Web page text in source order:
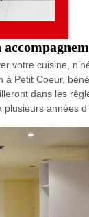
votre cuisine,
à Petit Coeur,
dans les
années